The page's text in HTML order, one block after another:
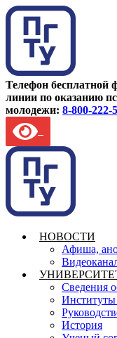
Телефон бесплатной
линии по оказанию
молодежи: 8-800-222-
НОВОСТИ
Афиша,
Сведения
Институты
История